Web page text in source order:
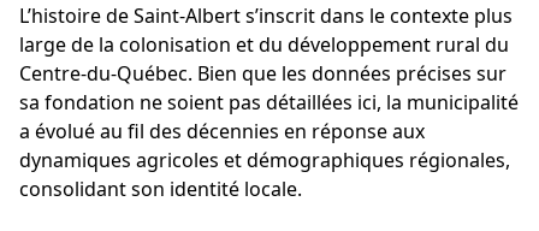
L’histoire de Saint-Albert s’inscrit dans le contexte plus
large de la colonisation et du développement rural du
Centre-du-Québec. Bien que les données précises sur
sa fondation ne soient pas détaillées ici, la municipalité
a évolué au fil des décennies en réponse aux
dynamiques agricoles et démographiques régionales,
consolidant son identité locale.